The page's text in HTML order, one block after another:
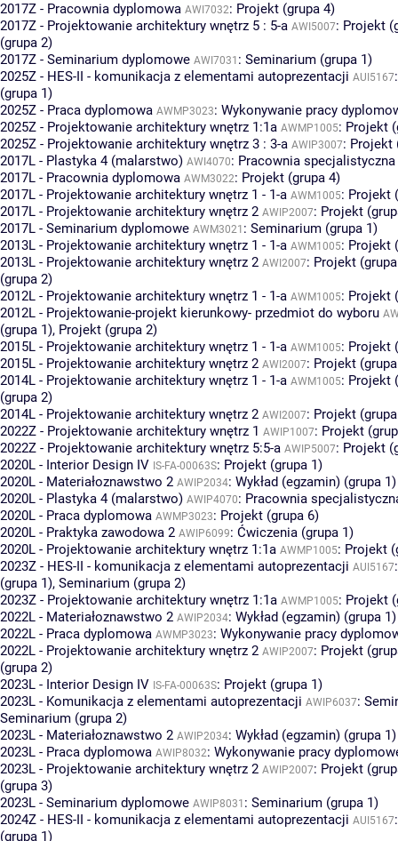
2017Z - Pracownia dyplomowa AWI7032: Projekt (grupa 4)
2017Z - Projektowanie architektury wnętrz 5 : 5-a AWI5007: Projekt
(grupa 2)
2017Z - Seminarium dyplomowe AWI7031 : Seminarium (grupa 1)
2025Z - HES-II - komunikacja z elementami autoprezentacji AUI5167
(grupa 1)
2025Z - Praca dyplomowa AWMP3023: Wykonywanie pracy
2025Z - Projektowanie architektury wnętrz 1:1a AWMP1005: Projekt
2025Z - Projektowanie architektury wnętrz 3 : 3-a AWIP3007: Projekt
2017L - Plastyka 4 (malarstwo) AWI4070: Pracownia specjalistyczna
2017L - Pracownia dyplomowa AWM3022: Projekt (grupa 4)
2017L - Projektowanie architektury wnętrz 1 - 1-a AWM1005: Projekt
2017L - Projektowanie architektury wnętrz 2 AWIP2007: Projekt
2017L - Seminarium dyplomowe AWM3021 : Seminarium (grupa 1)
2013L - Projektowanie architektury wnętrz 1 - 1-a AWM1005: Projekt
2013L - Projektowanie architektury wnętrz 2 AWI2007: Projekt
(grupa 2)
2012L - Projektowanie architektury wnętrz 1 - 1-a AWM1005: Projekt
2012L - Projektowanie-projekt kierunkowy- przedmiot do wyboru
(grupa 1), Projekt (grupa 2)
2015L - Projektowanie architektury wnętrz 1 - 1-a AWM1005: Projekt
2015L - Projektowanie architektury wnętrz 2 AWI2007: Projekt
2014L - Projektowanie architektury wnętrz 1 - 1-a AWM1005: Projekt
(grupa 2)
2014L - Projektowanie architektury wnętrz 2 AWI2007: Projekt
2022Z - Projektowanie architektury wnętrz 1 AWIP1007: Projekt
2022Z - Projektowanie architektury wnętrz 5:5-a AWIP5007: Projekt
2020L - Interior Design IV IS-FA-00063S: Projekt (grupa 1)
2020L - Materiałoznawstwo 2 AWIP2034: Wykład (egzamin) (grupa 1)
2020L - Plastyka 4 (malarstwo) AWIP4070: Pracownia
2020L - Praca dyplomowa AWMP3023: Projekt (grupa 6)
2020L - Praktyka zawodowa 2 AWIP6099: Ćwiczenia (grupa 1)
2020L - Projektowanie architektury wnętrz 1:1a AWMP1005: Projekt
2023Z - HES-II - komunikacja z elementami autoprezentacji AUI5167
(grupa 1), Seminarium (grupa 2)
2023Z - Projektowanie architektury wnętrz 1:1a AWMP1005: Projekt
2022L - Materiałoznawstwo 2 AWIP2034: Wykład (egzamin) (grupa 1)
2022L - Praca dyplomowa AWMP3023: Wykonywanie pracy
2022L - Projektowanie architektury wnętrz 2 AWIP2007: Projekt
(grupa 2)
2023L - Interior Design IV IS-FA-00063S: Projekt (grupa 1)
2023L - Komunikacja z elementami autoprezentacji AWIP6037:
Seminarium (grupa 2)
2023L - Materiałoznawstwo 2 AWIP2034: Wykład (egzamin) (grupa 1)
2023L - Praca dyplomowa AWIP8032: Wykonywanie pracy
2023L - Projektowanie architektury wnętrz 2 AWIP2007: Projekt
(grupa 3)
2023L - Seminarium dyplomowe AWIP8031 : Seminarium (grupa 1)
2024Z - HES-II - komunikacja z elementami autoprezentacji AUI5167
(grupa 1)